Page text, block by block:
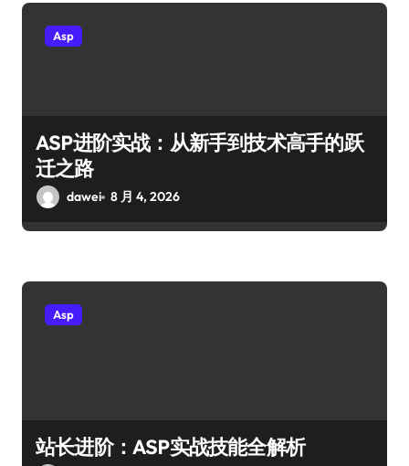
Asp
ASP进阶实战：从新手到技术高手的跃
迁之路
dawei 8 月 4, 2026
Asp
站长进阶：ASP实战技能全解析